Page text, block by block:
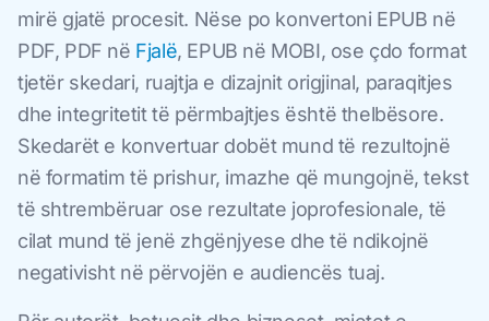
mirë gjatë procesit. Nëse po konvertoni EPUB në
PDF, PDF në Fjalë, EPUB në MOBI, ose çdo format
tjetër skedari, ruajtja e dizajnit origjinal, paraqitjes
dhe integritetit të përmbajtjes është thelbësore.
Skedarët e konvertuar dobët mund të rezultojnë
në formatim të prishur, imazhe që mungojnë, tekst
të shtrembëruar ose rezultate joprofesionale, të
cilat mund të jenë zhgënjyese dhe të ndikojnë
negativisht në përvojën e audiencës tuaj.